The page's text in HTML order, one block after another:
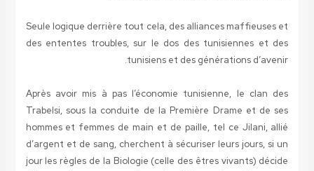
Seule logique derrière tout cela, des alliances maffieuses et
des ententes troubles, sur le dos des tunisiennes et des
tunisiens et des générations d’avenir.
Après avoir mis à pas l’économie tunisienne, le clan des
Trabelsi, sous la conduite de la Première Drame et de ses
hommes et femmes de main et de paille, tel ce Jilani, allié
d’argent et de sang, cherchent à sécuriser leurs jours, si un
jour les règles de la Biologie (celle des êtres vivants) décide